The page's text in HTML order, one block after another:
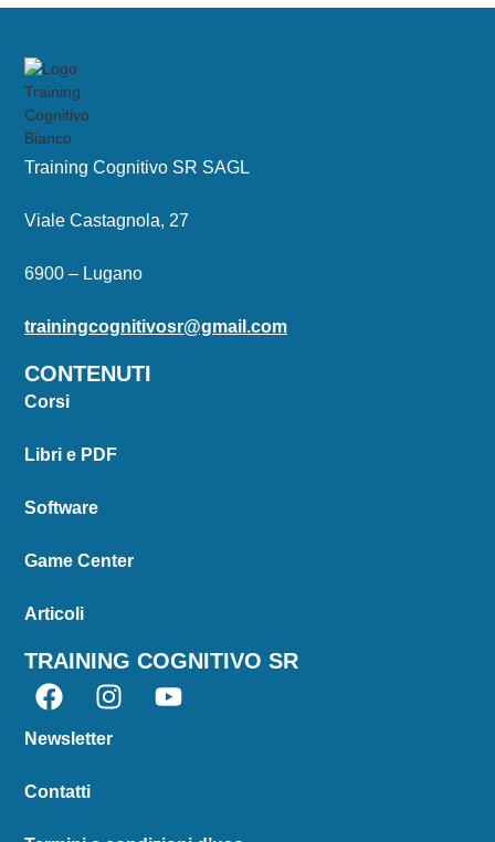
Training Cognitivo SR SAGL
Viale Castagnola, 27
6900 – Lugano
trainingcognitivosr@gmail.com
CONTENUTI
Corsi
Libri e PDF
Software
Game Center
Articoli
TRAINING COGNITIVO SR
Newsletter
Contatti